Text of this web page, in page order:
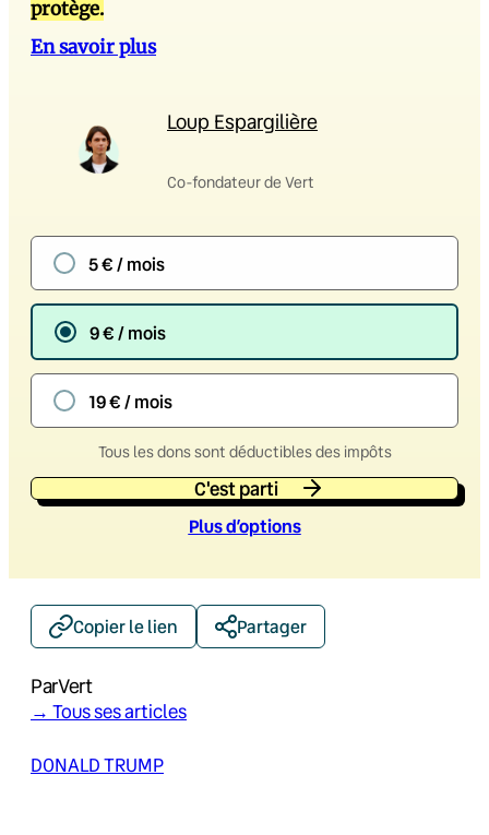
protège.
En savoir plus
Loup Espargilière
Co-fondateur de Vert
5 € / mois
9 € / mois
19 € / mois
Tous les dons sont déductibles des impôts
C'est parti
Plus d’options
Copier le lien Partager
ParVert
→ Tous ses articles
DONALD TRUMP